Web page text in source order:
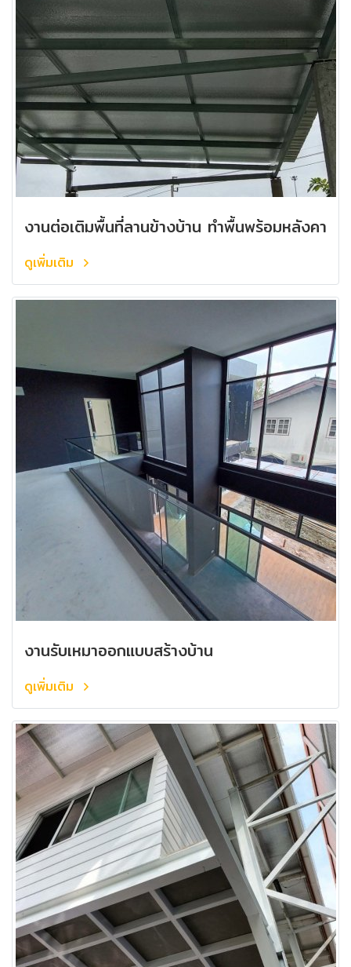
งานต่อเติมพื้นที่ลานข้างบ้าน ทำพื้นพร้อมหลังคา
ดูเพิ่มเติม
งานรับเหมาออกแบบสร้างบ้าน
ดูเพิ่มเติม